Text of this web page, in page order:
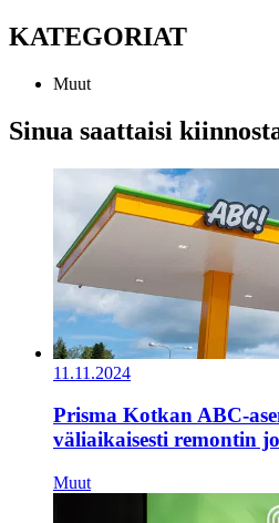
KATEGORIAT
Muut
Sinua saattaisi
11.11.2024
Prisma Kotkan ABC-
väliaikaisesti remontin
Muut